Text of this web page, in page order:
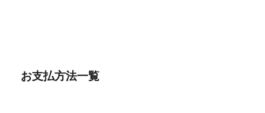
お支払方法一覧